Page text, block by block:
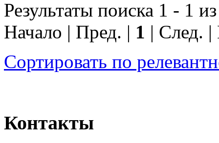
Результаты поиска 1 - 1
Начало | Пред. | 1 | След.
Сортировать по
Контакты